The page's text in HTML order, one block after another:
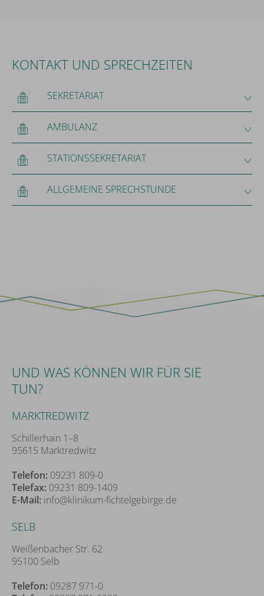
KONTAKT UND SPRECHZEITEN
SEKRETARIAT
AMBULANZ
STATIONSSEKRETARIAT
ALLGEMEINE SPRECHSTUNDE
UND WAS KÖNNEN WIR FÜR SIE
TUN?
MARKTREDWITZ
Schillerhain 1–8
95615 Marktredwitz
Telefon: 09231 809-0
Telefax: 09231 809-1409
E-Mail: info@klinikum-fichtelgebirge.de
SELB
Weißenbacher Str. 62
95100 Selb
Telefon: 09287 971-0